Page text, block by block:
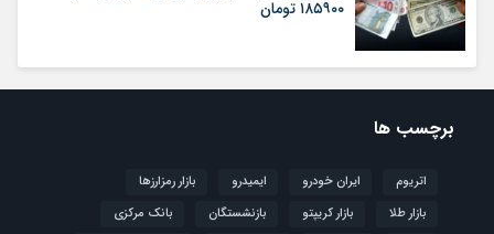
۱۸۵۹۰۰ تومان
برچسب ها
اتریوم ایران خودرو ایمیدرو
بازار رمزارزها
بازار طلا
بازار کریپتو بازنشستگان
بانک مرکزی